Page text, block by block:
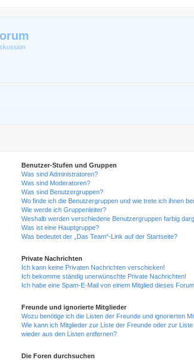
Benutzer-Stufen und Gruppen
Was sind Administratoren?
Was sind Moderatoren?
Was sind Benutzergruppen?
Wo finde ich die Benutzergruppen und wie trete ich ihnen
Wie werde ich Gruppenleiter?
Weshalb werden verschiedene Benutzergruppen farbig
Was ist eine Hauptgruppe?
Was bedeutet der „Das Team“-Link auf der Startseite?
Private Nachrichten
Ich kann keine Privaten Nachrichten verschicken!
Ich bekomme ständig unerwünschte Private Nachrichten!
Ich habe eine Spam-E-Mail von einem Mitglied dieses
Freunde und ignorierte Mitglieder
Wozu benötige ich die Listen der Freunde und ignorierten
Wie kann ich Mitglieder zur Liste der Freunde oder zur
wieder aus den Listen entfernen?
Die Foren durchsuchen